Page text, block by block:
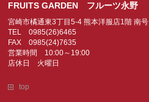
FRUITS GARDEN フルーツ永野
宮崎市橘通東3丁目5-4 熊本洋服店1階 南号
TEL 0985(26)6465
FAX 0985(24)7635
営業時間 10:00～19:00
店休日 火曜日
top